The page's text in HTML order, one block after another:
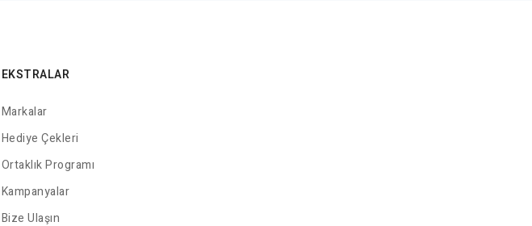
EKSTRALAR
Markalar
Hediye Çekleri
Ortaklık Programı
Kampanyalar
Bize Ulaşın